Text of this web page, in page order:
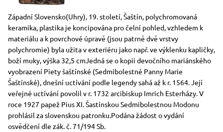
Rozměry
Stručný popis předmětu
Západní Slovensko(Uhry), 19. století, Šaštín, polychromovaná
keramika, plastika je koncipována pro čelní pohled, vzhledem k
materiálu a k povrchové úpravě (jsou patrně dvě vrstvy
polychromie) byla užita v exteriéru jako např. ve výklenku kapličky,
boží muky, výška 32,5 cmJedná se o kopii devočního mariánského
vyobrazení Piety šaštínské (Sedmibolestné Panny Marie
Šaštínské), dnešní uctívání podle legendy sahá až k r. 1564. Její
veřejné uctívání povolil v r. 1732 arcibiskup Imrich Esterházy. V
roce 1927 papež Pius XI. Šastínskou Sedmibolestnou Modonu
prohlásil za slovenskou patronku.Podána žádost o vydání
osvědčení dle zák. č. 71/194 Sb.